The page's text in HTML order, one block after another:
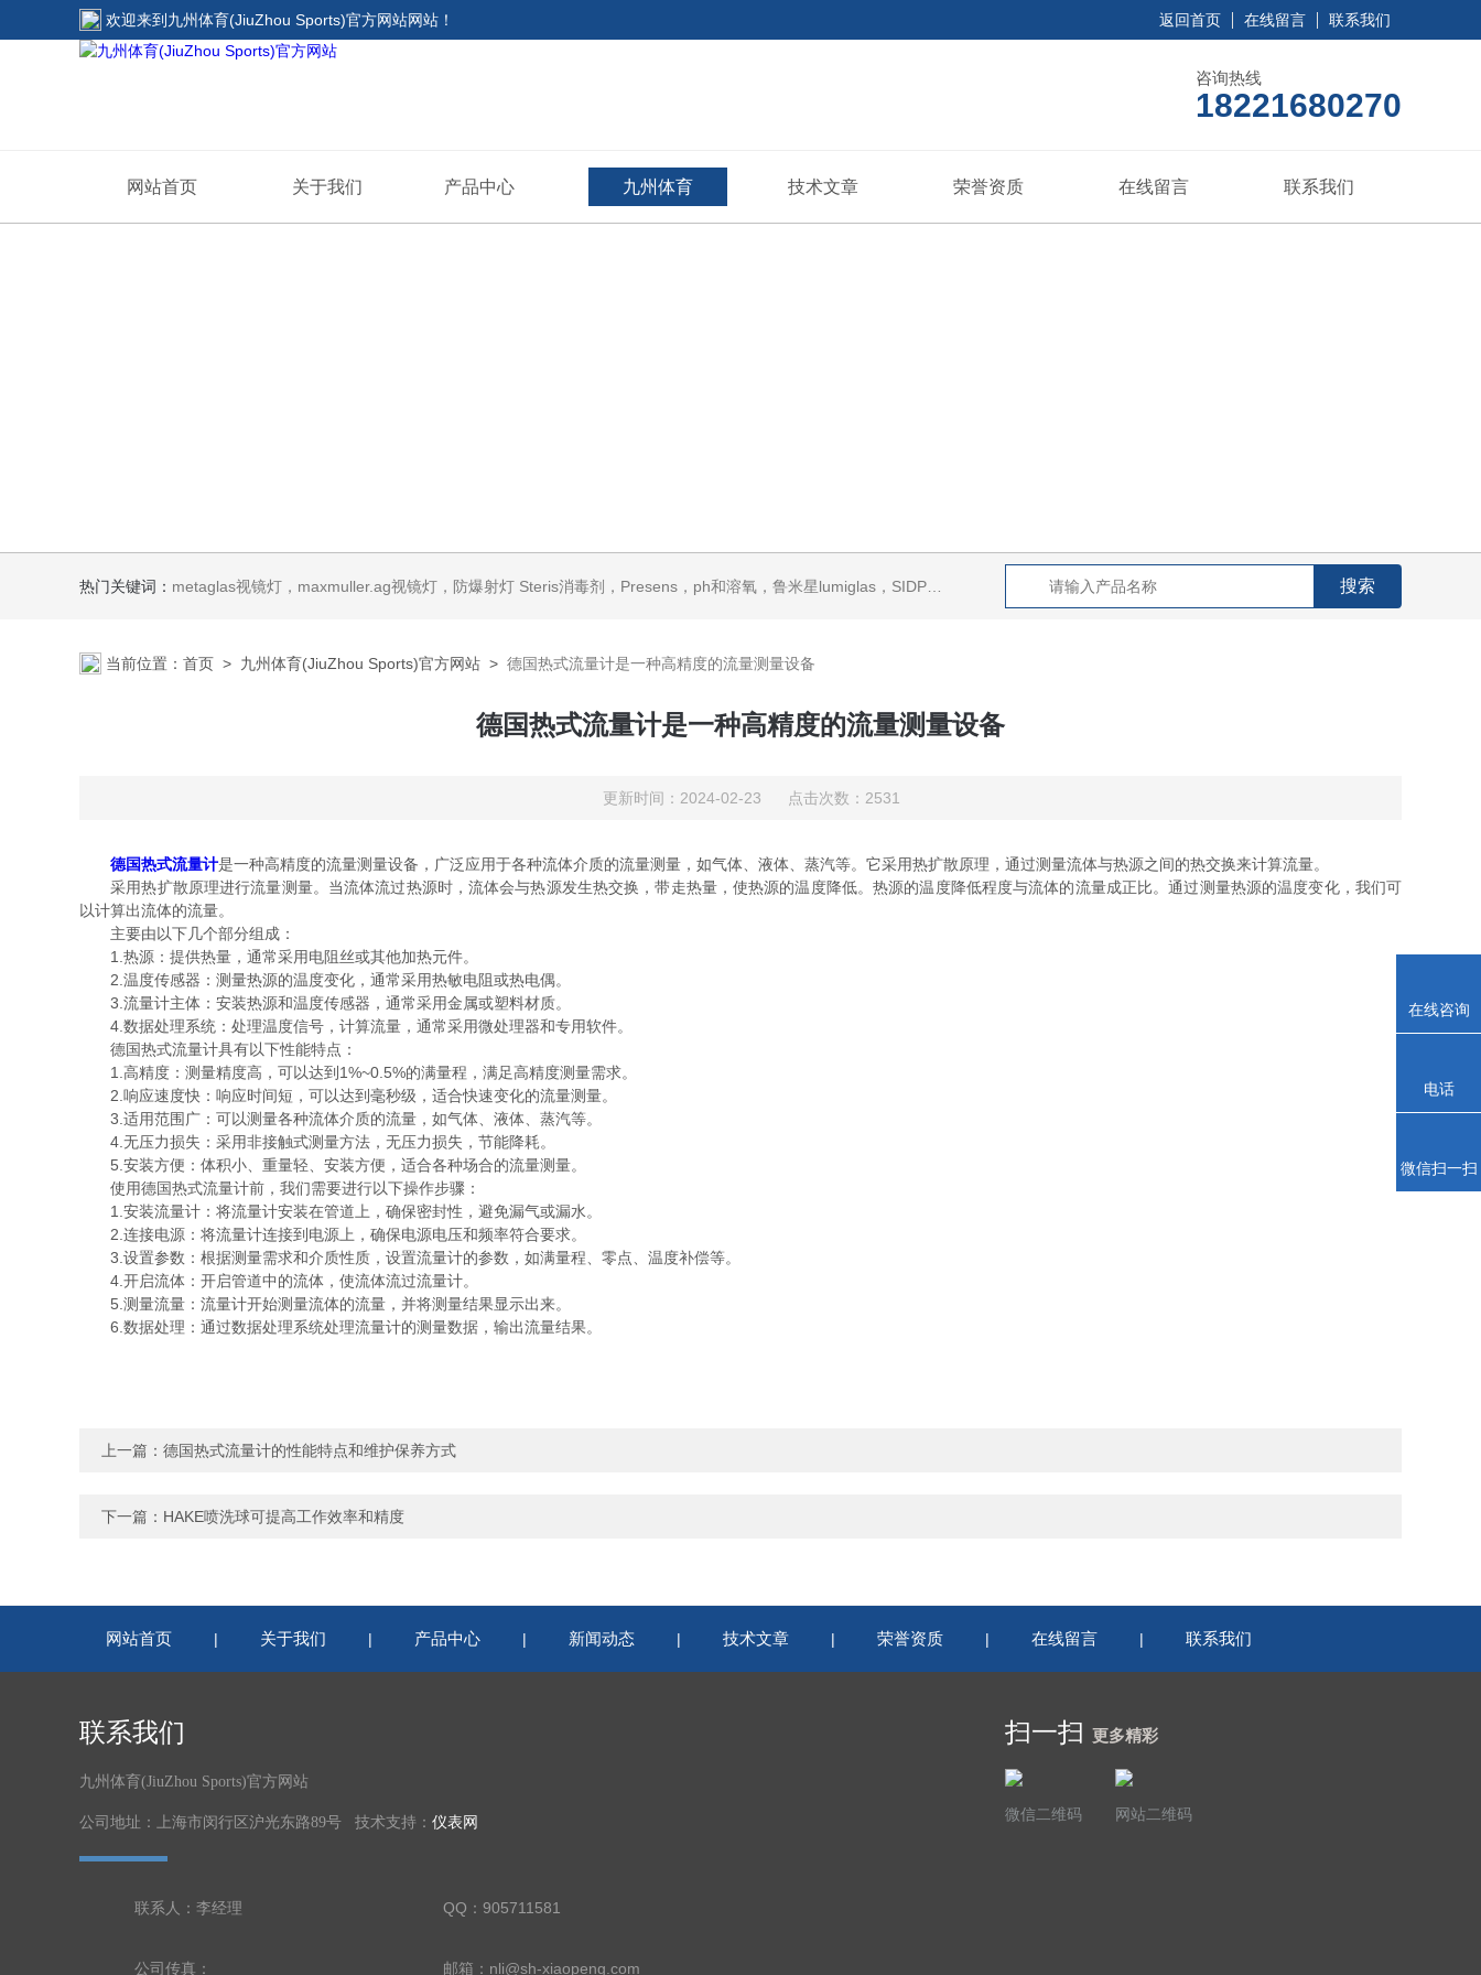
欢迎来到 九州体育(JiuZhou Sports)官方网站网站 ！ 返回首页 在线留言 联系我们
咨询热线
18221680270
网站首页 关于我们 产品中心 九州体育
(JiuZhou Sports)
技术文章 荣誉资质 在线留言 联系我们
热门关键词： metaglas视镜灯，maxmuller.ag视镜灯，防爆射灯 Steris消毒剂，Presens，ph和溶氧，鲁米星lumiglas，SIDPH露点仪，进口气体分析仪
当前位置： 首页 > 九州体育(JiuZhou Sports)官方网站 > 德国热式流量计是一种高精度的流量测量设备
德国热式流量计是一种高精度的流量测量设备
更新时间：2024-02-23 点击次数：2531
德国热式流量计是一种高精度的流量测量设备，广泛应用于各种流体介质的流量测量，如气体、液体、蒸汽等。它采用热扩散原理，通过测量流体与热源之间的热交换来计算流量。
采用热扩散原理进行流量测量。当流体流过热源时，流体会与热源发生热交换，带走热量，使热源的温度降低。热源的温度降低程度与流体的流量成正比。通过测量热源的温度变化，我们可
以计算出流体的流量。
主要由以下几个部分组成：
1.热源：提供热量，通常采用电阻丝或其他加热元件。
2.温度传感器：测量热源的温度变化，通常采用热敏电阻或热电偶。
3.流量计主体：安装热源和温度传感器，通常采用金属或塑料材质。
4.数据处理系统：处理温度信号，计算流量，通常采用微处理器和专用软件。
德国热式流量计具有以下性能特点：
1.高精度：测量精度高，可以达到1%~0.5%的满量程，满足高精度测量需求。
2.响应速度快：响应时间短，可以达到毫秒级，适合快速变化的流量测量。
3.适用范围广：可以测量各种流体介质的流量，如气体、液体、蒸汽等。
4.无压力损失：采用非接触式测量方法，无压力损失，节能降耗。
5.安装方便：体积小、重量轻、安装方便，适合各种场合的流量测量。
使用德国热式流量计前，我们需要进行以下操作步骤：
1.安装流量计：将流量计安装在管道上，确保密封性，避免漏气或漏水。
2.连接电源：将流量计连接到电源上，确保电源电压和频率符合要求。
3.设置参数：根据测量需求和介质性质，设置流量计的参数，如满量程、零点、温度补偿等。
4.开启流体：开启管道中的流体，使流体流过流量计。
5.测量流量：流量计开始测量流体的流量，并将测量结果显示出来。
6.数据处理：通过数据处理系统处理流量计的测量数据，输出流量结果。
上一篇： 德国热式流量计的性能特点和维护保养方式
下一篇： HAKE喷洗球可提高工作效率和精度
网站首页 | 关于我们 | 产品中心 | 新闻动态 | 技术文章 | 荣誉资质 | 在线留言 | 联系我们
联系我们
九州体育(JiuZhou Sports)官方网站
公司地址：上海市闵行区沪光东路89号 技术支持： 仪表网
联系人：李经理 QQ：905711581
公司传真： 邮箱：nli@sh-xiaopeng.com
扫一扫 更多精彩
微信二维码 网站二维码
在线咨询
电话
微信扫一扫